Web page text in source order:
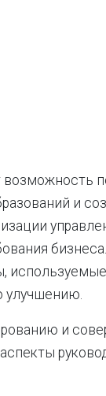
возможность
и
улучшению.
и